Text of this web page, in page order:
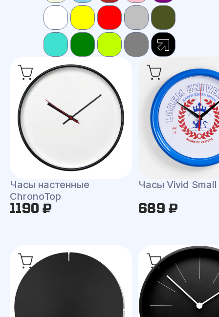
Часы настенные
ChronoTop
1190 ₽
Часы Vivid Small
689 ₽